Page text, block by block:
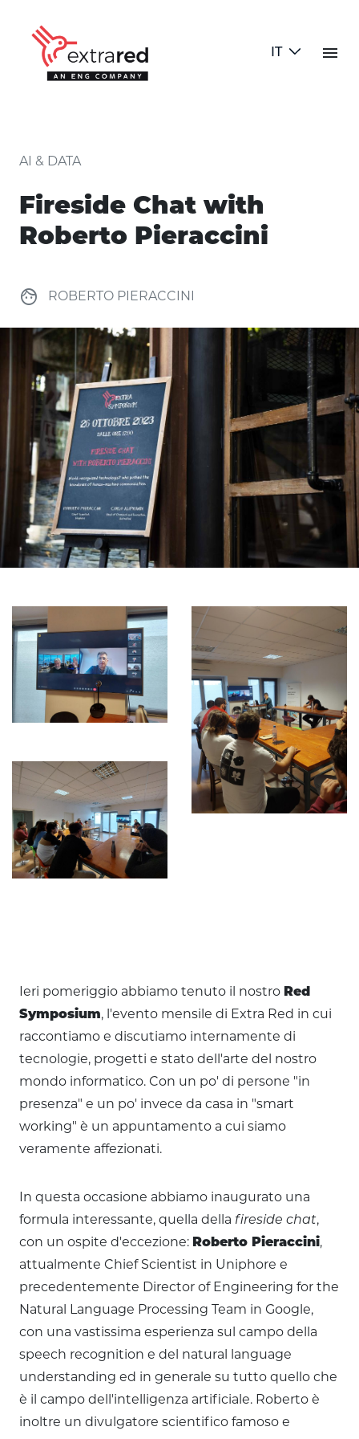
menu
AI & DATA
Fireside Chat with
Roberto Pieraccini
face ROBERTO PIERACCINI
Ieri pomeriggio abbiamo tenuto il nostro Red
Symposium, l'evento mensile di Extra Red in cui
raccontiamo e discutiamo internamente di
tecnologie, progetti e stato dell'arte del nostro
mondo informatico. Con un po' di persone "in
presenza" e un po' invece da casa in "smart
working" è un appuntamento a cui siamo
veramente affezionati.
In questa occasione abbiamo inaugurato una
formula interessante, quella della fireside chat,
con un ospite d'eccezione: Roberto Pieraccini,
attualmente Chief Scientist in Uniphore e
precedentemente Director of Engineering for the
Natural Language Processing Team in Google,
con una vastissima esperienza sul campo della
speech recognition e del natural language
understanding ed in generale su tutto quello che
è il campo dell'intelligenza artificiale. Roberto è
inoltre un divulgatore scientifico famoso e